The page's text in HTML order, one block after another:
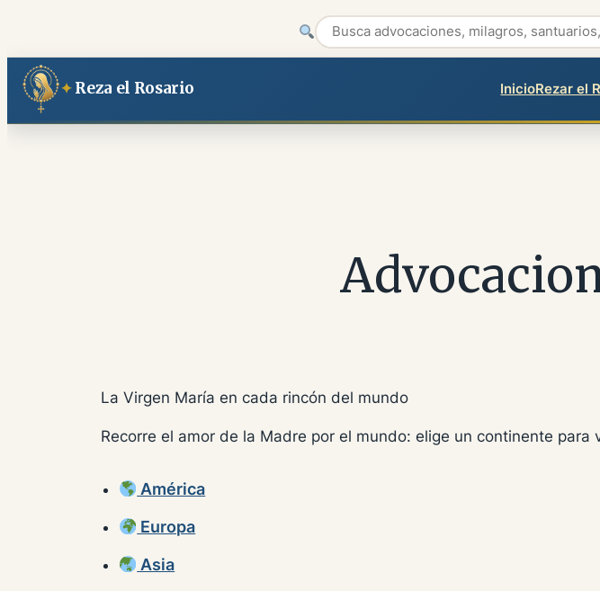
Saltar
contenido
Reza el Rosario InicioRezar el
La Virgen María en cada rincón del mundo
Recorre el amor de la Madre por el mundo: elige un continente
América
Europa
Asia